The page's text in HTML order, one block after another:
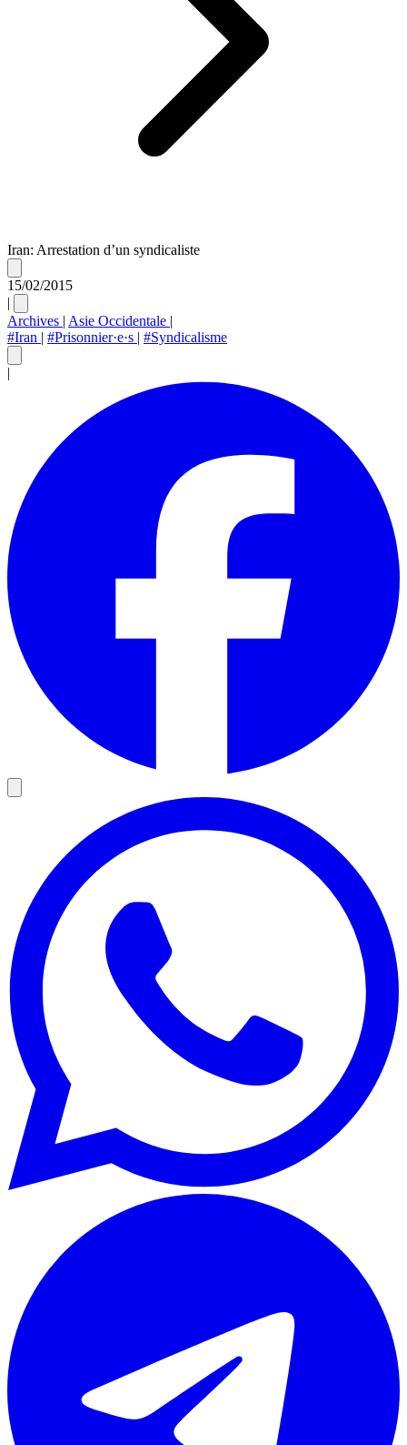
Iran: Arrestation d’un syndicaliste
15/02/2015
|
Archives | Asie Occidentale |
#Iran | #Prisonnier·e·s | #Syndicalisme
|